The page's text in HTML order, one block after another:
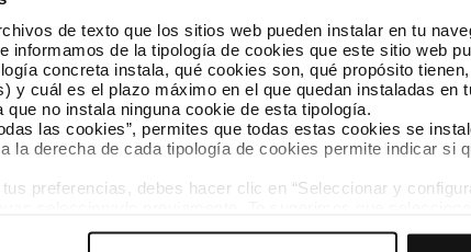
de texto que los sitios web pueden instalar en tu
informamos de la tipología de cookies que este sitio web
concreta instala, qué cookies son, qué propósito
y cuál es el plazo máximo en el que quedan instaladas en
no instala ninguna cookie de esta tipología.
las cookies”, permites que todas estas cookies se
la derecha de cada tipología de cookies permite indicar si
preferencias, debes hacer clic en “Seleccionar y
recordar tus opciones de navegación (como el idioma) y
Síguenos
TMB en las redes sociales